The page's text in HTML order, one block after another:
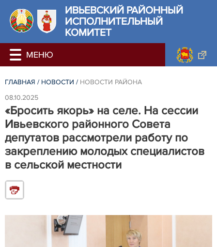
ИВЬЕВСКИЙ РАЙОННЫЙ
ИСПОЛНИТЕЛЬНЫЙ
КОМИТЕТ
ГЛАВНАЯ / НОВОСТИ / НОВОСТИ РАЙОНА
08.10.2025
«Бросить якорь» на селе. На сессии
Ивьевского районного Совета
депутатов рассмотрели работу по
закреплению молодых специалистов
в сельской местности